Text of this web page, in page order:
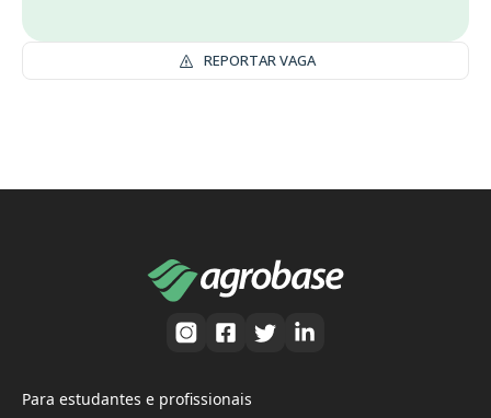
REPORTAR VAGA
Para estudantes e profissionais